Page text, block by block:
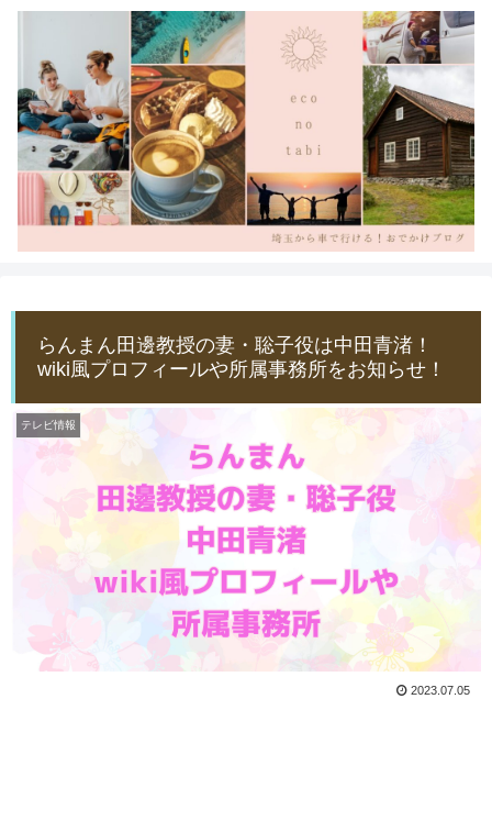
らんまん田邊教授の妻・聡子役は中田青渚！
wiki風プロフィールや所属事務所をお知らせ！
テレビ情報
2023.07.05